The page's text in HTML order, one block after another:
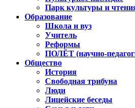
Парк культуры и
Образование
Школа и вуз
Учитель
Реформы
ПОЛЁТ (научно-
Общество
История
Свободная трибуна
Люди
Лицейские беседы